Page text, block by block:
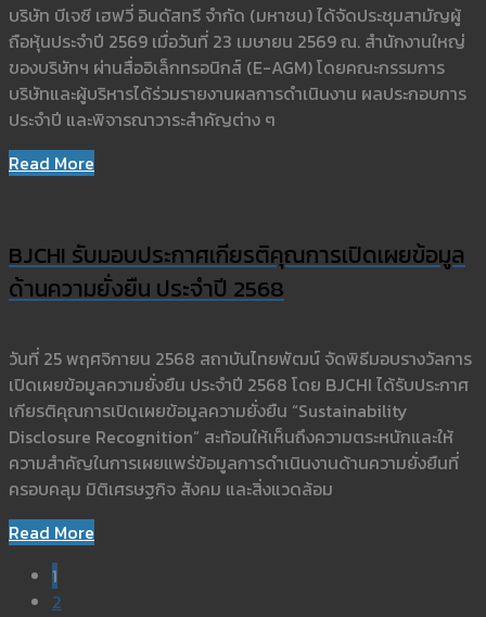
บริษัท บีเจซี เฮฟวี่ อินดัสทรี จำกัด (มหาชน) ได้จัดประชุมสามัญผู้
ถือหุ้นประจำปี 2569 เมื่อวันที่ 23 เมษายน 2569 ณ. สำนักงานใหญ่
ของบริษัทฯ ผ่านสื่ออิเล็กทรอนิกส์ (E-AGM) โดยคณะกรรมการ
บริษัทและผู้บริหารได้ร่วมรายงานผลการดำเนินงาน ผลประกอบการ
ประจำปี และพิจารณาวาระสำคัญต่าง ๆ
Read More
BJCHI รับมอบประกาศเกียรติคุณการเปิดเผยข้อมูล
ด้านความยั่งยืน ประจำปี 2568
วันที่ 25 พฤศจิกายน 2568 สถาบันไทยพัฒน์ จัดพิธีมอบรางวัลการ
เปิดเผยข้อมูลความยั่งยืน ประจำปี 2568 โดย BJCHI ได้รับประกาศ
เกียรติคุณการเปิดเผยข้อมูลความยั่งยืน “Sustainability
Disclosure Recognition” สะท้อนให้เห็นถึงความตระหนักและให้
ความสำคัญในการเผยแพร่ข้อมูลการดำเนินงานด้านความยั่งยืนที่
ครอบคลุม มิติเศรษฐกิจ สังคม และสิ่งแวดล้อม
Read More
1
2